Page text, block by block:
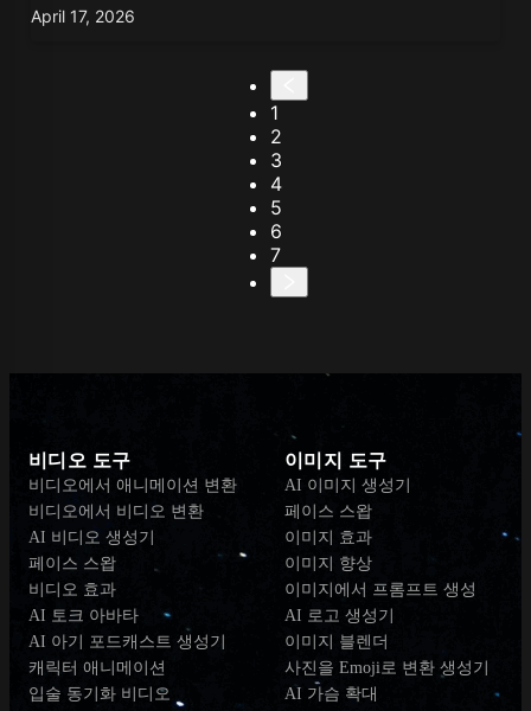
April 17, 2026
1
2
3
4
5
6
7
비디오 도구
비디오에서 애니메이션 변환
비디오에서 비디오 변환
AI 비디오 생성기
페이스 스왑
비디오 효과
AI 토크 아바타
AI 아기 포드캐스트 생성기
캐릭터 애니메이션
입술 동기화 비디오
이미지 도구
AI 이미지 생성기
페이스 스왑
이미지 효과
이미지 향상
이미지에서 프롬프트 생성
AI 로고 생성기
이미지 블렌더
사진을 Emoji로 변환 생성기
AI 가슴 확대